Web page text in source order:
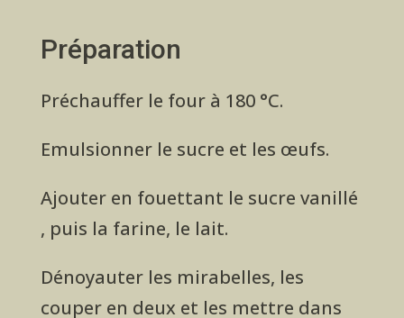
Préparation
Préchauffer le four à 180 °C.
Emulsionner le sucre et les œufs.
Ajouter en fouettant le sucre vanillé
, puis la farine, le lait.
Dénoyauter les mirabelles, les
couper en deux et les mettre dans